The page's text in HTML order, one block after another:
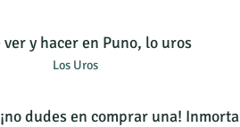
Los Uros
dudes en comprar una!